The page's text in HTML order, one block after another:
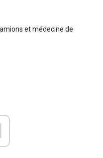
et médecine de